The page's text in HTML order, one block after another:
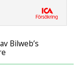
Bilweb’s